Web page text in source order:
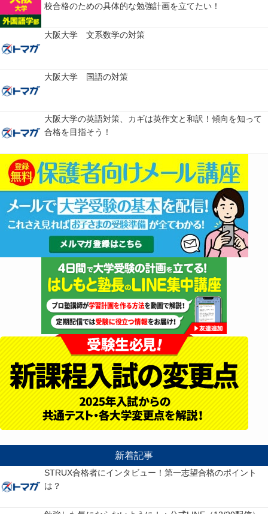
校合格のための具体的な勉強計画を立てたい！
大阪大学 文系数学の対策
大阪大学 国語の対策
大阪大学の英語対策、カギは英作文と和訳！傾向を知って
合格を目指そう！
新着記事
STRUX合格者にインタビュー！第一志望合格のポイント
は？